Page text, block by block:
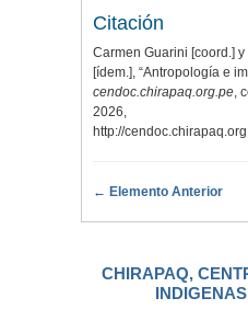
Citación
Carmen Guarini [coord.]
[ídem.], “Antropología e
cendoc.chirapaq.org.pe,
2026,
http://
← Elemento Anterior
CHIRAPAQ,